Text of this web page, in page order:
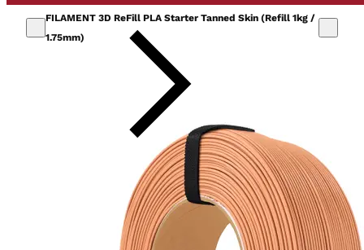
FILAMENT 3D ReFill PLA Starter Tanned Skin (Refill 1kg /
1.75mm)